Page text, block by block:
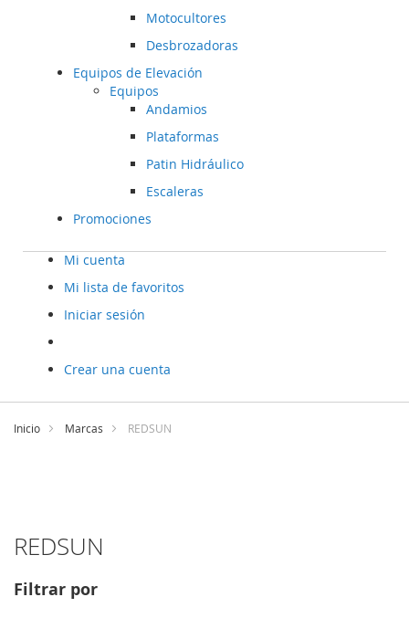
Motocultores
Desbrozadoras
Equipos de Elevación
Equipos
Andamios
Plataformas
Patin Hidráulico
Escaleras
Promociones
Mi cuenta
Mi lista de favoritos
Iniciar sesión
Crear una cuenta
al
Inicio Marcas REDSUN
REDSUN
Filtrar por